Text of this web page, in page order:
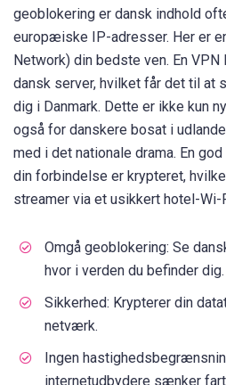
geoblokering er dansk indhold
europæiske IP-adresser. Her er
Network) din bedste ven. En
dansk server, hvilket får det til at
dig i Danmark. Dette er ikke kun
også for danskere bosat i
med i det nationale drama. En
din forbindelse er krypteret,
streamer via et usikkert hotel-
Omgå geoblokering: Se
hvor i verden du befinder dig.
Sikkerhed: Krypterer din
netværk.
Ingen
internetudbydere sænker